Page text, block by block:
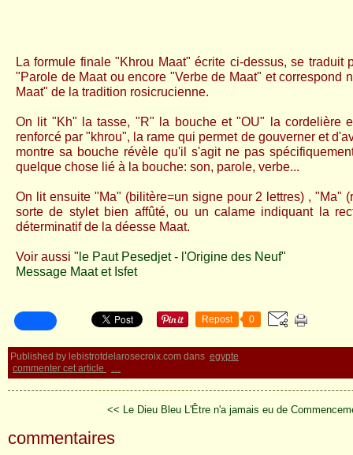
La formule finale "Khrou Maat" écrite ci-dessus, se traduit
"Parole de Maat ou encore "Verbe de Maat" et correspond
Maat" de la tradition rosicrucienne.
On lit "Kh" la tasse, "R" la bouche et "OU" la cordelière
renforcé par "khrou", la rame qui permet de gouverner et
montre sa bouche révèle qu'il s'agit ne pas
quelque chose lié à la bouche: son, parole, verbe...
On lit ensuite "Ma" (bilitère=un signe pour 2 lettres) , "Ma"
sorte de stylet bien affûté, ou un calame indiquant la
déterminatif de la déesse Maat.
Voir aussi "le Paut Pesedjet - l'Origine des Neuf"
Message Maat et Isfet
Repost 0
Published by lebistrotdelarosecroix.com dans egypte
commenter cet article
…
<< Le Dieu Bleu L'Être n'a jamais eu de
commentaires